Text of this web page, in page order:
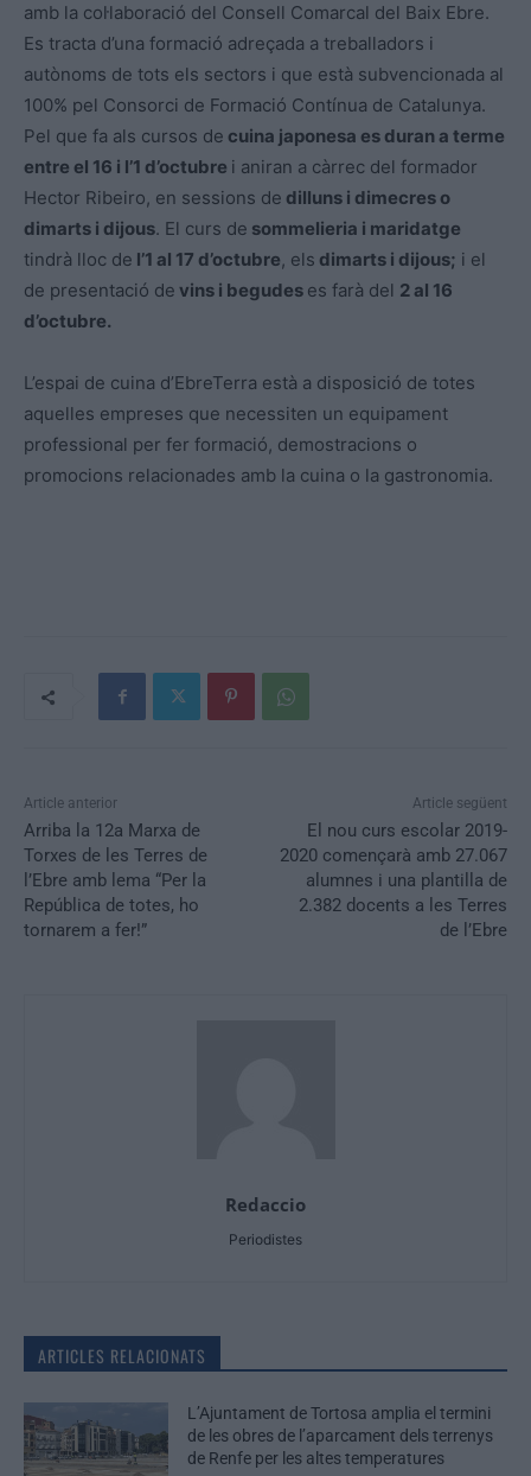
amb la col·laboració del Consell Comarcal del Baix Ebre.
Es tracta d’una formació adreçada a treballadors i
autònoms de tots els sectors i que està subvencionada al
100% pel Consorci de Formació Contínua de Catalunya.
Pel que fa als cursos de cuina japonesa es duran a terme
entre el 16 i l’1 d’octubre i aniran a càrrec del formador
Hector Ribeiro, en sessions de dilluns i dimecres o
dimarts i dijous. El curs de sommelieria i maridatge
tindrà lloc de l’1 al 17 d’octubre, els dimarts i dijous; i el
de presentació de vins i begudes es farà del 2 al 16
d’octubre.
L’espai de cuina d’EbreTerra està a disposició de totes
aquelles empreses que necessiten un equipament
professional per fer formació, demostracions o
promocions relacionades amb la cuina o la gastronomia.
Article anterior
Arriba la 12a Marxa de
Torxes de les Terres de
l’Ebre amb lema “Per la
República de totes, ho
tornarem a fer!”
Article següent
El nou curs escolar 2019-
2020 començarà amb 27.067
alumnes i una plantilla de
2.382 docents a les Terres
de l’Ebre
Redaccio
Periodistes
ARTICLES RELACIONATS
L’Ajuntament de Tortosa amplia el termini
de les obres de l’aparcament dels terrenys
de Renfe per les altes temperatures